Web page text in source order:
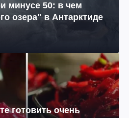
минусе 50: в чем
озера" в Антарктиде
готовить очень